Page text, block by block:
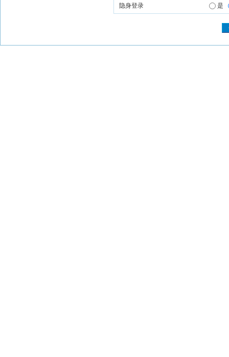
隐身登录 是